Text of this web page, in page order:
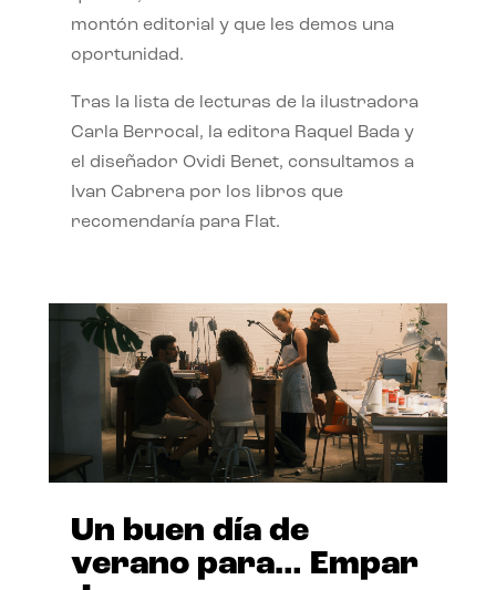
montón editorial y que les demos una
oportunidad.
Tras la lista de lecturas de la ilustradora
Carla Berrocal, la editora Raquel Bada y
el diseñador Ovidi Benet, consultamos a
Ivan Cabrera por los libros que
recomendaría para Flat.
Un buen día de
verano para… Empar